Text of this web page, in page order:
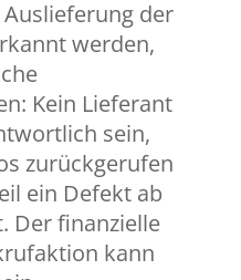
der
werden,
Kein Lieferant
sein,
zurückgerufen
ein Defekt ab
Der finanzielle
kann